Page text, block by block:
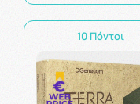
10 Πόντοι